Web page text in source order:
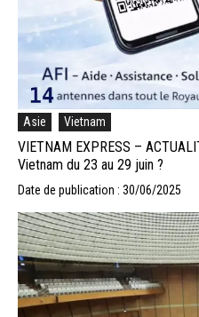
Asie Vietnam
VIETNAM EXPRESS –
Vietnam du 23 au 29 juin ?
Date de publication : 30/06/2025